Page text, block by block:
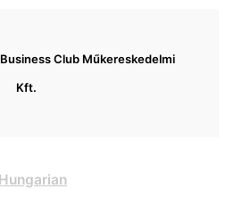
Club Műkereskedelmi
Kft.
Hungarian